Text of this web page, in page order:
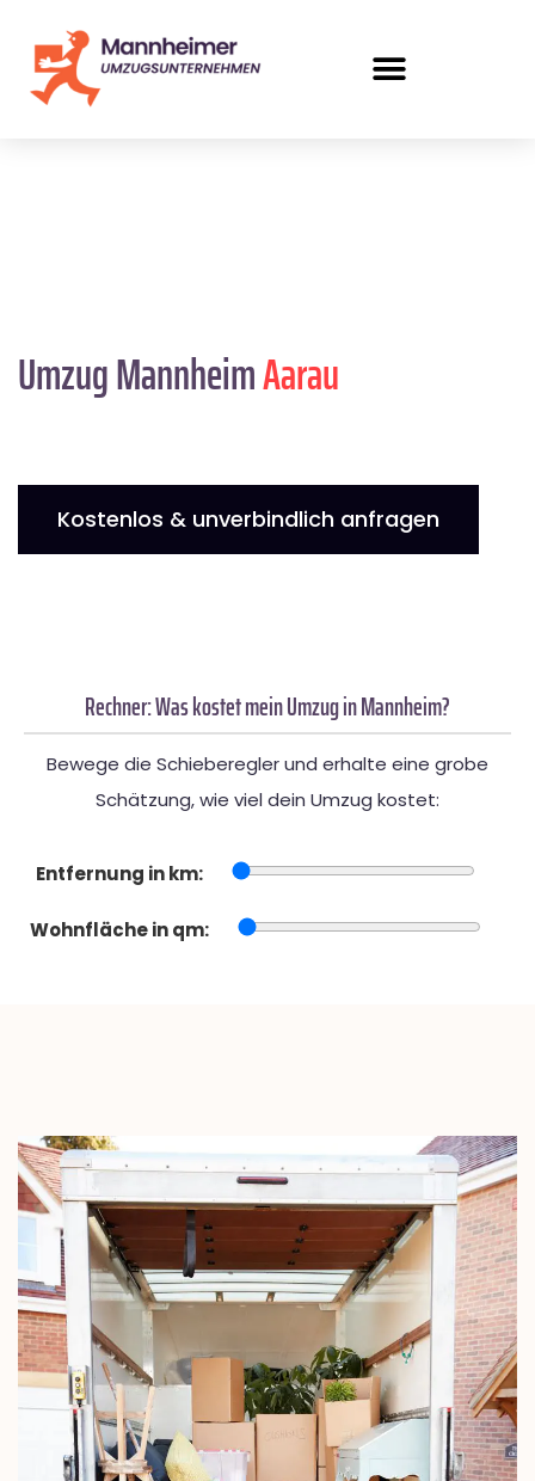
Umzug MannheimAarau
Kostenlos & unverbindlich anfragen
Rechner: Was kostet mein Umzug in Mannheim?
Bewege die Schieberegler und erhalte eine grobe
Schätzung, wie viel dein Umzug kostet:
Entfernung in km:
Wohnfläche in qm: